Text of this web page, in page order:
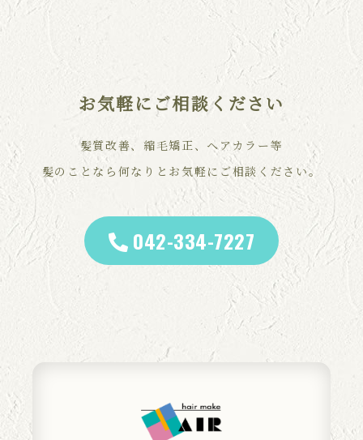
お気軽にご相談ください
髪質改善、縮毛矯正、ヘアカラー等
髪のことなら何なりとお気軽にご相談ください。
042-334-7227